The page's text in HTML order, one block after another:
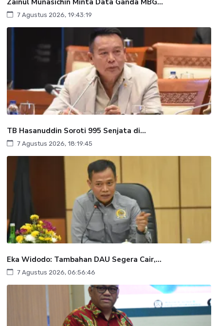
7 Agustus 2026, 19:43:19
TB Hasanuddin Soroti 995 Senjata di...
7 Agustus 2026, 18:19:45
Eka Widodo: Tambahan DAU Segera Cair,...
7 Agustus 2026, 06:56:46